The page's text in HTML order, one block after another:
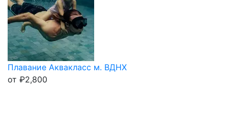
Плавание Аквакласс м. ВДНХ
от ₽2,800